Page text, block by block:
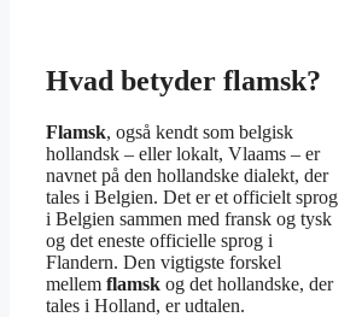
Hvad betyder flamsk?
Flamsk, også kendt som belgisk
hollandsk – eller lokalt, Vlaams – er
navnet på den hollandske dialekt, der
tales i Belgien. Det er et officielt sprog
i Belgien sammen med fransk og tysk
og det eneste officielle sprog i
Flandern. Den vigtigste forskel
mellem flamsk og det hollandske, der
tales i Holland, er udtalen.